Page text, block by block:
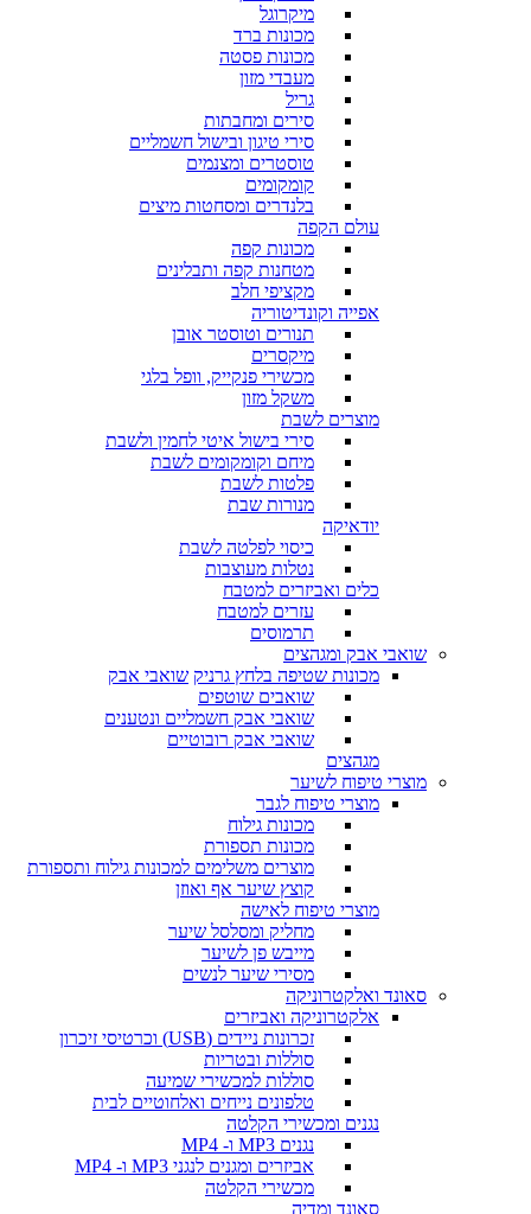
מיקרוגל
מכונות ברד
מכונות פסטה
מעבדי מזון
גריל
סירים ומחבתות
סירי טיגון ובישול חשמליים
טוסטרים ומצנמים
קומקומים
בלנדרים ומסחטות מיצים
עולם הקפה
מכונות קפה
מטחנות קפה ותבלינים
מקציפי חלב
אפייה וקונדיטוריה
תנורים וטוסטר אובן
מיקסרים
מכשירי פנקייק, וופל בלגי
משקל מזון
מוצרים לשבת
סירי בישול איטי לחמין ולשבת
מיחם וקומקומים לשבת
פלטות לשבת
מנורות שבת
יודאיקה
כיסוי לפלטה לשבת
נטלות מעוצבות
כלים ואביזרים למטבח
עזרים למטבח
תרמוסים
שואבי אבק ומגהצים
מכונות שטיפה בלחץ גרניק שואבי אבק
שואבים שוטפים
שואבי אבק חשמליים ונטענים
שואבי אבק רובוטיים
מגהצים
מוצרי טיפוח לשיער
מוצרי טיפוח לגבר
מכונות גילוח
מכונות תספורת
מוצרים משלימים למכונות גילוח ותספורת
קוצץ שיער אף ואוזן
מוצרי טיפוח לאישה
מחליק ומסלסל שיער
מייבש פן לשיער
מסירי שיער לנשים
סאונד ואלקטרוניקה
אלקטרוניקה ואביזרים
זכרונות ניידים (USB) וכרטיסי זיכרון
סוללות ובטריות
סוללות למכשירי שמיעה
טלפונים נייחים ואלחוטיים לבית
נגנים ומכשירי הקלטה
נגנים MP3 ו- MP4
אביזרים ומגנים לנגני MP3 ו- MP4
מכשירי הקלטה
סאונד ומדיה